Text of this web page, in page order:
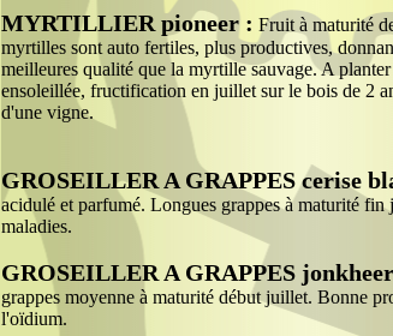
MYRTILLIER pioneer : Fruit à maturité
myrtilles sont auto fertiles, plus productives,
meilleures qualité que la myrtille sauvage. A
ensoleillée, fructification en juillet sur le bois de 2
d'une vigne.
GROSEILLER A GRAPPES cerise
acidulé et parfumé. Longues grappes à maturité fin
maladies.
GROSEILLER A GRAPPES
grappes moyenne à maturité début juillet. Bonne
l'oïdium.